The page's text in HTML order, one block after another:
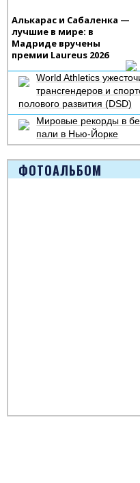
Алькарас и Сабаленка —
лучшие в мире: в
Мадриде вручены
премии Laureus 2026
World Athletics
трансгендеров и
полового развития (DSD)
Мировые рекорды в
пали в Нью-Йорке
ФОТОАЛЬБОМ